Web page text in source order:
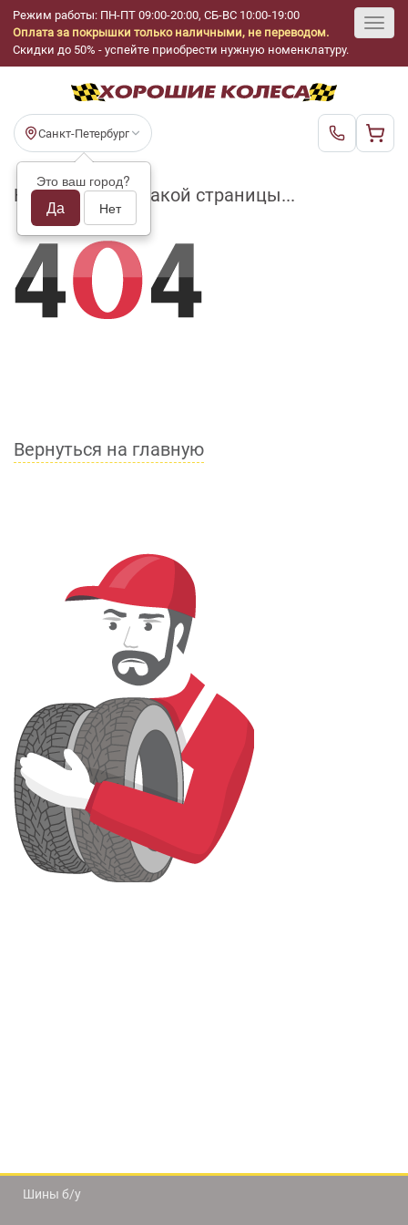
Режим работы: ПН-ПТ 09:00-20:00, СБ-ВС 10:00-19:00
Оплата за покрышки только наличными, не переводом.
Скидки до 50% - успейте приобрести нужную номенклатуру.
Санкт-Петербург
Это ваш город?
Да Нет
На складе нет такой страницы...
Вернуться на главную
Шины б/у